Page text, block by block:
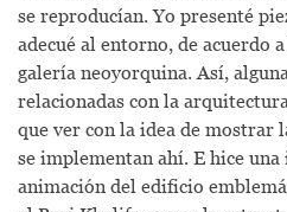
se reproducían. Yo presenté
adecué al entorno, de acuerdo
galería neoyorquina. Así,
relacionadas con la
que ver con la idea de mostrar
se implementan ahí. E hice
animación del edificio